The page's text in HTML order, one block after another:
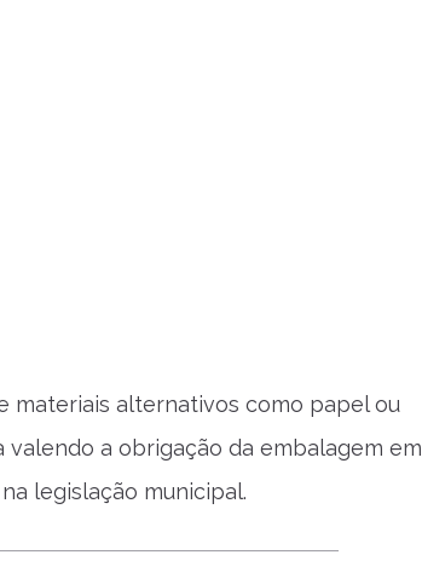
materiais alternativos como papel ou
a obrigação da embalagem em
legislação municipal.